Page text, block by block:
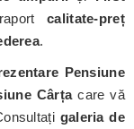
calitate-preț
.
Pensiune
Cârțacare vă
galeria de